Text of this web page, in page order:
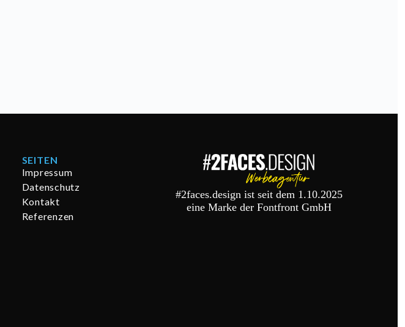
SEITEN
Impressum
Datenschutz
Kontakt
Referenzen
#2faces.design ist seit dem 1.10.2025
eine Marke der Fontfront GmbH